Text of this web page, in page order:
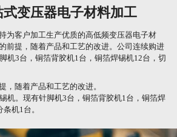
式变压器电子材料加工
为客户加工生产优质的高低频变压器电子材
前提，随着产品和工艺的改进。公司连续购进
机3台，铜箔背胶机1台，铜箔焊锡机12台，切
，随着产品和工艺的改进。
机。现有针脚机3台，铜箔背胶机1台，铜箔焊
机1台。